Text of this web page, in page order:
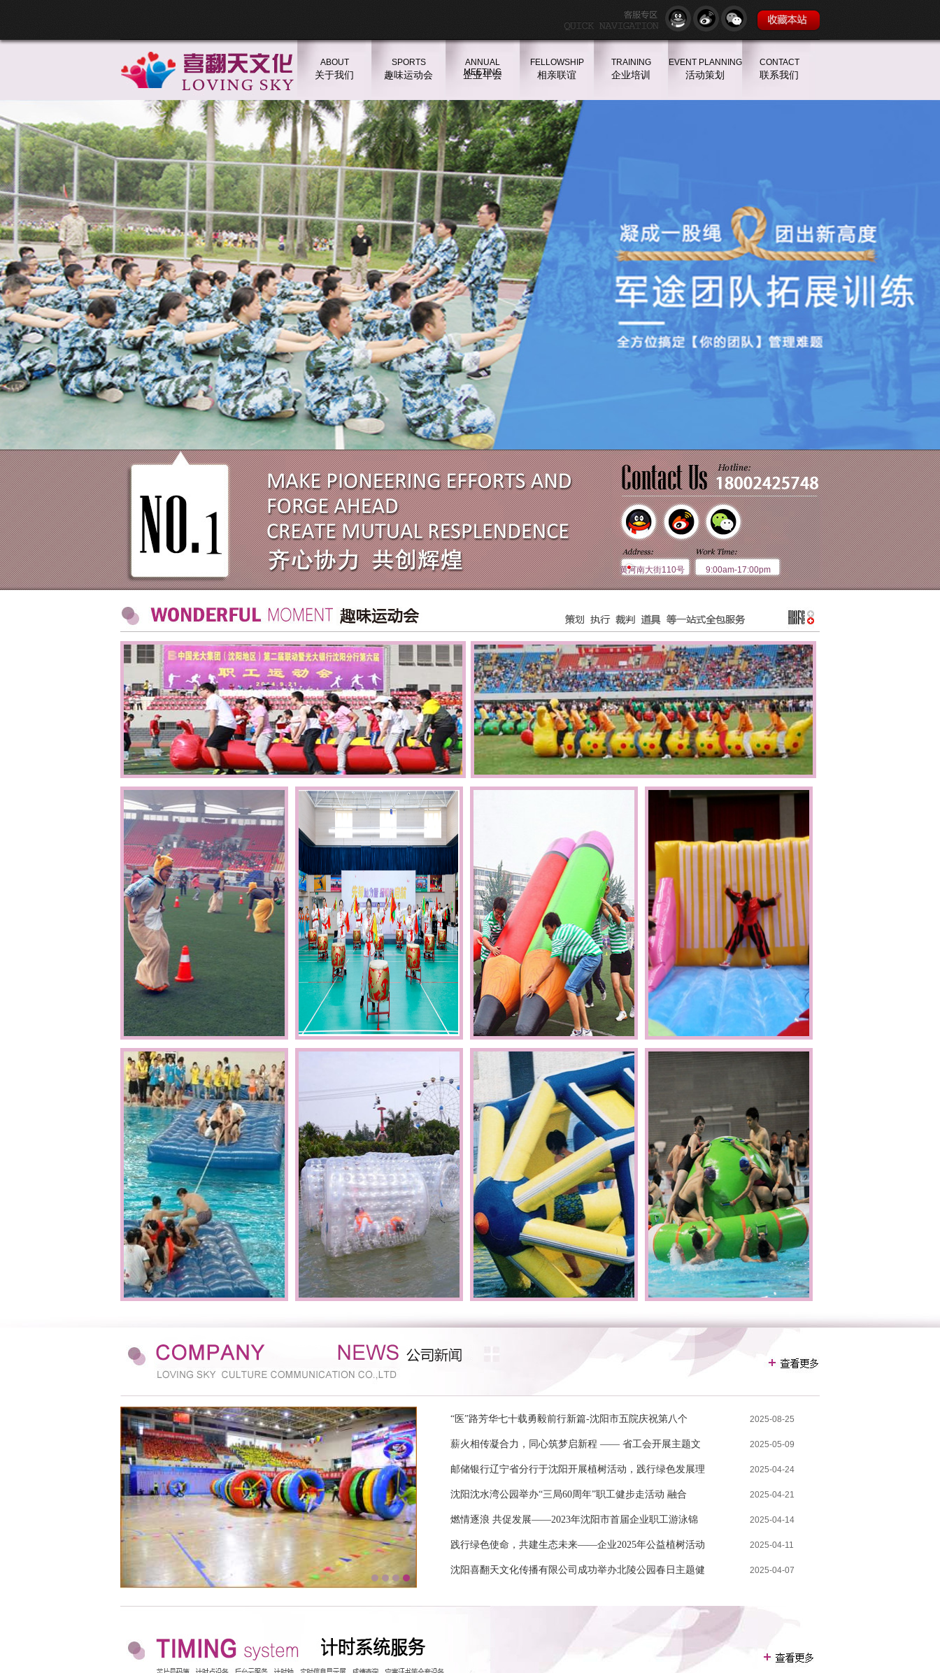
ABOUT
关于我们
SPORTS
趣味运动会
ANNUAL
MEETING
企业年会
FELLOWSHIP
相亲联谊
TRAINING
企业培训
EVENT PLANNING
活动策划
CONTACT
联系我们
黄河南大街110号 9:00am-17:00pm
2025-08-25
“医”路芳华七十载勇毅前行新篇-沈阳市五院庆祝第八个
2025-05-09
薪火相传凝合力，同心筑梦启新程 —— 省工会开展主题文
2025-04-24
邮储银行辽宁省分行于沈阳开展植树活动，践行绿色发展理
2025-04-21
沈阳沈水湾公园举办“三局60周年”职工健步走活动 融合
2025-04-14
燃情逐浪 共促发展——2023年沈阳市首届企业职工游泳锦
2025-04-11
践行绿色使命，共建生态未来——企业2025年公益植树活动
2025-04-07
沈阳喜翻天文化传播有限公司成功举办北陵公园春日主题健